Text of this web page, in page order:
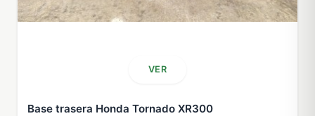
VER
Base trasera Honda Tornado XR300